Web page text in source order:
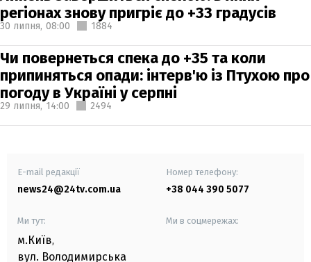
регіонах знову пригріє до +33 градусів
30 липня, 08:00 1884
Чи повернеться спека до +35 та коли
припиняться опади: інтерв'ю із Птухою про
погоду в Україні у серпні
29 липня, 14:00 2494
E-mail редакції
news24@24tv.com.ua
Номер телефону:
+38 044 390 5077
Ми тут:
м.Київ,
вул. Володимирська
Ми в соцмережах: